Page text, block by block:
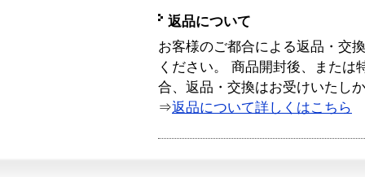
返品について
お客様のご都合による返品・交
ください。 商品開封後、または
合、返品・交換はお受けいたし
⇒返品について詳しくはこちら